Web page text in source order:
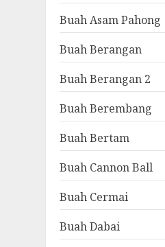
Buah Asam Pahong
Buah Berangan
Buah Berangan 2
Buah Berembang
Buah Bertam
Buah Cannon Ball
Buah Cermai
Buah Dabai